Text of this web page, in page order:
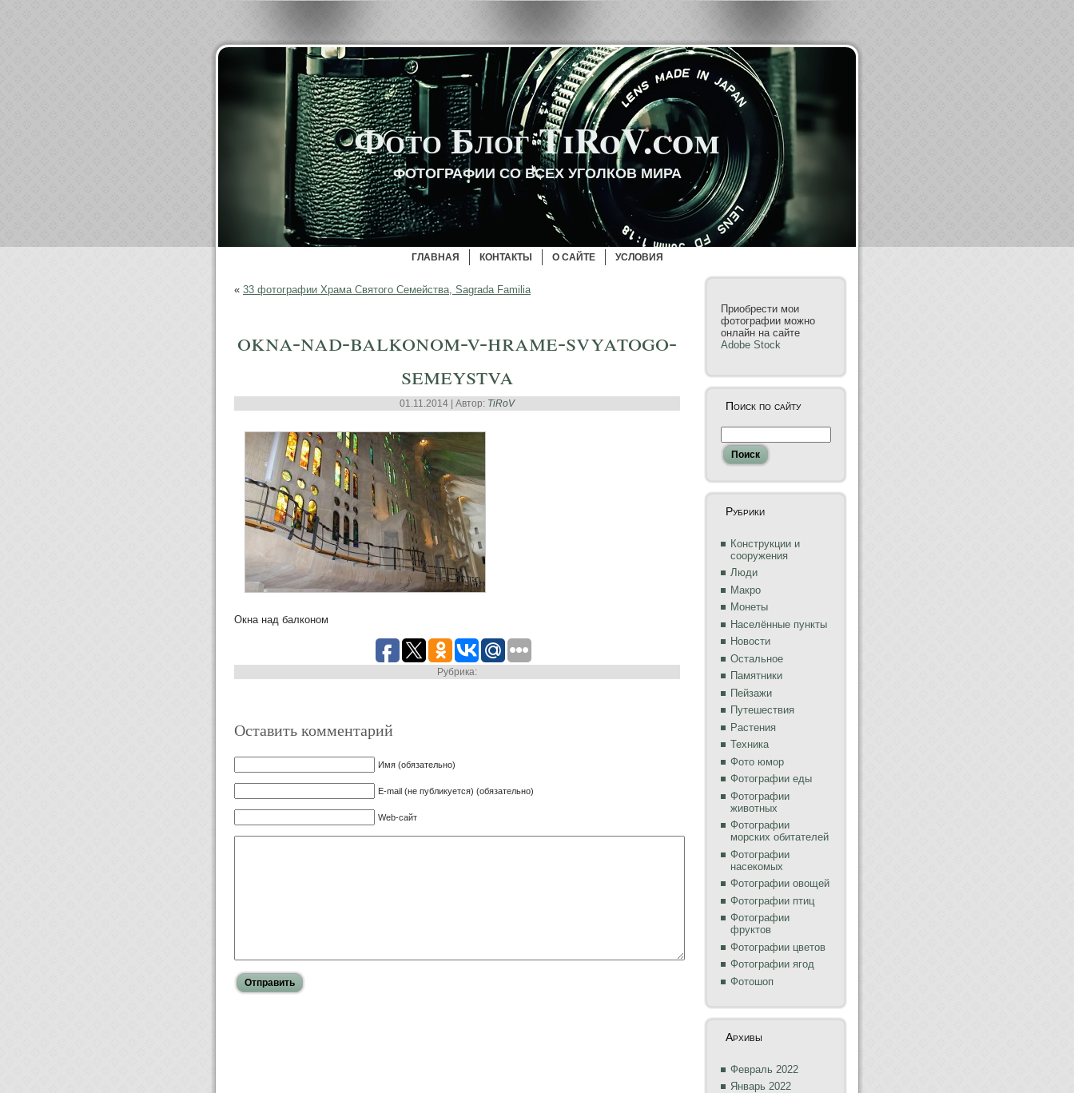
Фото Блог TiRoV.com
ФОТОГРАФИИ СО ВСЕХ УГОЛКОВ МИРА
ГЛАВНАЯ КОНТАКТЫ О САЙТЕ УСЛОВИЯ
« 33 фотографии Храма Святого Семейства, Sagrada Familia
okna-nad-balkonom-v-hrame-svyatogo-
semeystva
01.11.2014 | Автор: TiRoV
Окна над балконом
Рубрика:
Оставить комментарий
Имя (обязательно)
E-mail (не публикуется) (обязательно)
Web-сайт
Приобрести мои
фотографии можно
онлайн на сайте
Adobe Stock
Поиск по сайту
Рубрики
Конструкции и
сооружения
Люди
Макро
Монеты
Населённые пункты
Новости
Остальное
Памятники
Пейзажи
Путешествия
Растения
Техника
Фото юмор
Фотографии еды
Фотографии
животных
Фотографии
морских обитателей
Фотографии
насекомых
Фотографии овощей
Фотографии птиц
Фотографии
фруктов
Фотографии цветов
Фотографии ягод
Фотошоп
Архивы
Февраль 2022
Январь 2022